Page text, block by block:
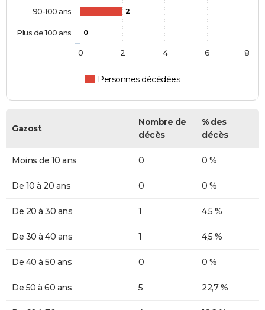
2
0
Personnes décédées
90-100 ans
Plus de 100 ans
0 2 4 6 8
Gazost
Nombre de
décès
% des
décès
Moins de 10 ans 0 0 %
De 10 à 20 ans 0 0 %
De 20 à 30 ans 1 4,5 %
De 30 à 40 ans 1 4,5 %
De 40 à 50 ans 0 0 %
De 50 à 60 ans 5 22,7 %